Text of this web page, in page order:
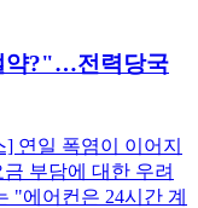
약?"…전력당국
연일 폭염이 이어지
부담에 대한 우려
"에어컨은 24시간 계